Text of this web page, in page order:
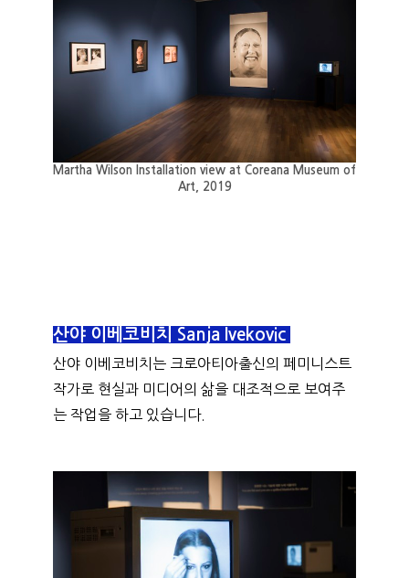
Martha Wilson Installation view at Coreana Museum of
Art, 2019
산야 이베코비치 Sanja Ivekovic
산야 이베코비치는 크로아티아출신의 페미니스트
작가로 현실과 미디어의 삶을 대조적으로 보여주
는 작업을 하고 있습니다.